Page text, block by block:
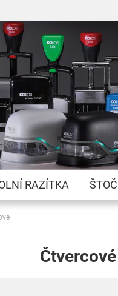
Přejít
na
RAZÍTKA
Čtvercové